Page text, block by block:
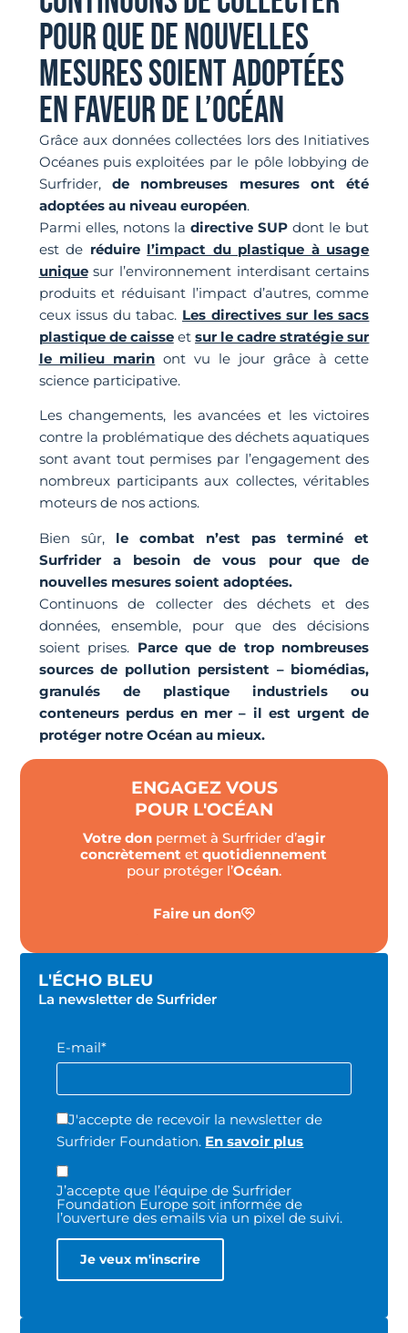
POUR QUE DE NOUVELLES
MESURES SOIENT ADOPTÉES
EN FAVEUR DE L’OCÉAN
Grâce aux données collectées lors des Initiatives
Océanes puis exploitées par le pôle lobbying de
Surfrider, de nombreuses mesures ont été
adoptées au niveau européen.
Parmi elles, notons la directive SUP dont le but
est de réduire l’impact du plastique à usage
uniquesur l’environnement interdisant certains
produits et réduisant l’impact d’autres, comme
ceux issus du tabac. Les directives sur les sacs
plastique de caisseet sur le cadre stratégie sur
le milieu marin ont vu le jour grâce à cette
science participative.
Les changements, les avancées et les victoires
contre la problématique des déchets aquatiques
sont avant tout permises par l’engagement des
nombreux participants aux collectes, véritables
moteurs de nos actions.
Bien sûr, le combat n’est pas terminé et
Surfrider a besoin de vous pour que de
nouvelles mesures soient adoptées.
Continuons de collecter des déchets et des
données, ensemble, pour que des décisions
soient prises. Parce que de trop nombreuses
sources de pollution persistent – biomédias,
granulés de plastique industriels ou
conteneurs perdus en mer – il est urgent de
protéger notre Océan au mieux.
ENGAGEZ VOUS
POUR L'OCÉAN
Votre donpermet à Surfrider d’agir
concrètement etquotidiennement
pour protéger l’Océan.
Faire un don
L'ÉCHO BLEU
La newsletter de Surfrider
E-mail*
J'accepte de recevoir la newsletter de
Surfrider Foundation. En savoir plus
J’accepte que l’équipe de Surfrider
Foundation Europe soit informée de
l’ouverture des emails via un pixel de suivi.